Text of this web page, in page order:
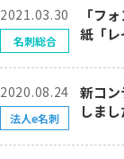
2021.03.30
「フ
紙「
名刺総合
2020.08.24
新コ
しまし
法人e名刺